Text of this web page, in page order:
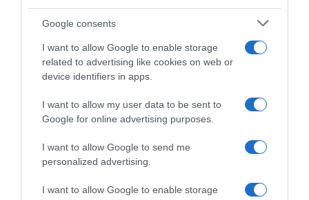
Google consents
I want to allow Google to enable storage
related to advertising like cookies on web or
device identifiers in apps.
I want to allow my user data to be sent to
Google for online advertising purposes.
I want to allow Google to send me
personalized advertising.
I want to allow Google to enable storage
RESTAURAÇÃO GRUPO PORTO BAY
AVISTA